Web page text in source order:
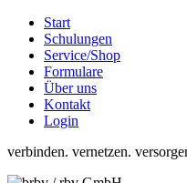
Start
Schulungen
Service/Shop
Formulare
Über uns
Kontakt
Login
verbinden. vernetzen.